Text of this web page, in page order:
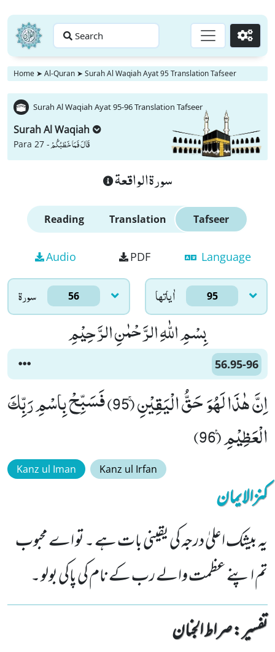
Search Go
Home ➤ Al-Quran ➤ Surah Al Waqiah Ayat 95 Translation Tafseer
Surah Al Waqiah Ayat 95-96 Translation Tafseer
Surah Al Waqiah
Para 27 -قَالَ فَمَا خَطْبُكُمْ
سورة الواقعة
Reading Translation Tafseer
Audio PDF Language
سورۃ 56 اٰياتها 95
بِسْمِ اللّٰهِ الرَّحْمٰنِ الرَّحِیْمِ
56.95-96
اِنَّ هٰذَا لَهُوَ حَقُّ الْیَقِیْنِۚ (95) فَسَبِّحْ بِاسْمِ رَبِّكَ
الْعَظِیْمِ۠ (96)
Kanz ul Iman Kanz ul Irfan
کنزالایمان
یہ بیشک اعلیٰ درجہ کی یقینی بات ہے ۔ تو اے محبوب
تم اپنے عظمت والے رب کے نام کی پاکی بولو ۔
تفسیر : ‎صراط الجنان